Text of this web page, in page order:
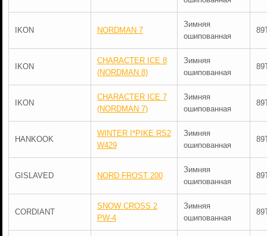
IKON NORDMAN 7
Зимняя
ошипованная
IKON
CHARACTER ICE 8
(NORDMAN 8)
Зимняя
ошипованная
IKON
CHARACTER ICE 7
(NORDMAN 7)
Зимняя
ошипованная
HANKOOK
WINTER I*PIKE RS2
W429
Зимняя
ошипованная
GISLAVED NORD FROST 200
Зимняя
ошипованная
CORDIANT
SNOW CROSS 2
PW-4
Зимняя
ошипованная